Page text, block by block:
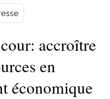
accroître
en
économique